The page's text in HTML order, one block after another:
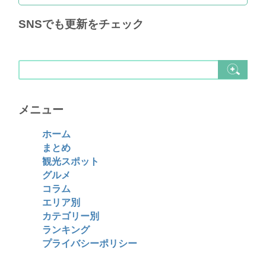
SNSでも更新をチェック
メニュー
ホーム
まとめ
観光スポット
グルメ
コラム
エリア別
カテゴリー別
ランキング
プライバシーポリシー